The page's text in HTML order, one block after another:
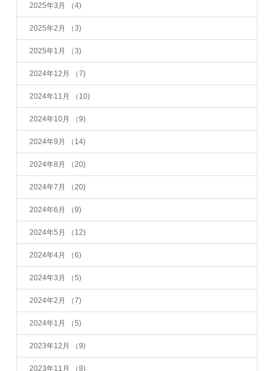
2025年3月 （4)
2025年2月 （3)
2025年1月 （3)
2024年12月 （7)
2024年11月 （10)
2024年10月 （9)
2024年9月 （14)
2024年8月 （20)
2024年7月 （20)
2024年6月 （9)
2024年5月 （12)
2024年4月 （6)
2024年3月 （5)
2024年2月 （7)
2024年1月 （5)
2023年12月 （9)
2023年11月 （8)